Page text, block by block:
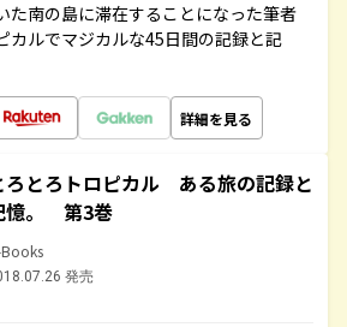
た南の島に滞在することになった筆者
カルでマジカルな45日間の記録と記
詳細を見る
ろとろトロピカル ある旅の記録と
憶。 第3巻
発売